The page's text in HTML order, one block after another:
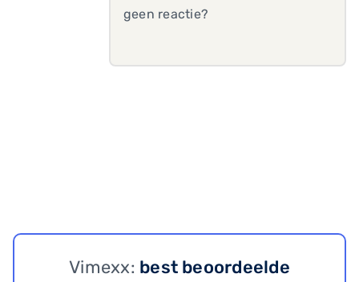
geen reactie?
Vimexx: best beoordeelde